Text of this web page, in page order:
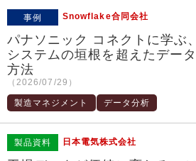
事例 Snowflake合同会社
パナソニック コネクトに学ぶ
システムの垣根を超えたデー
方法
（2026/07/29）
製造マネジメント データ分析
製品資料 日本電気株式会社